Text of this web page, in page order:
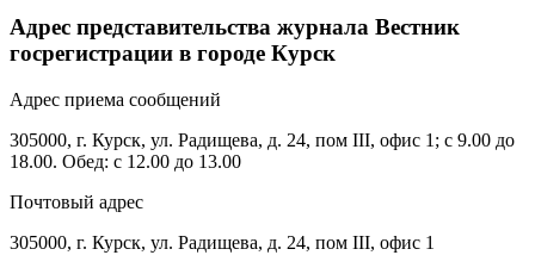
Адрес представительства журнала Вестник
госрегистрации в городе Курск
Адрес приема сообщений
305000, г. Курск, ул. Радищева, д. 24, пом III, офис 1; с 9.00 до
18.00. Обед: с 12.00 до 13.00
Почтовый адрес
305000, г. Курск, ул. Радищева, д. 24, пом III, офис 1